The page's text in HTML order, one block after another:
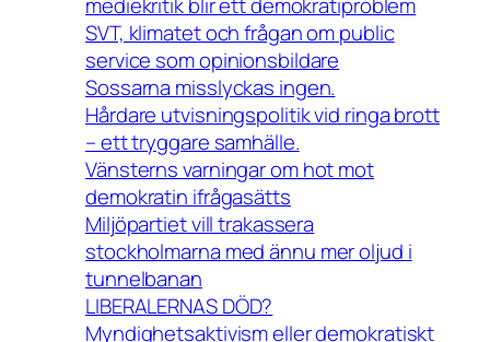
SVT, klimatet och frågan om public
service som opinionsbildare
Sossarna misslyckas ingen.
Hårdare utvisningspolitik vid ringa brott
– ett tryggare samhälle.
Vänsterns varningar om hot mot
demokratin ifrågasätts
Miljöpartiet vill trakassera
stockholmarna med ännu mer oljud i
tunnelbanan
LIBERALERNAS DÖD?
Myndighetsaktivism eller demokratiskt